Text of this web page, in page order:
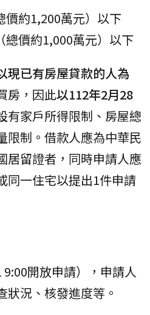
價約1,200萬元）以下
總價約1,000萬元）以下
現已有房屋貸款的人為
房，因此以112年2月28
有家戶所得限制、房屋總
限制。借款人應為中華民
居留證者，同時申請人應
同一住宅以提出1件申請
開放申請），申請人
狀況、核發進度等。